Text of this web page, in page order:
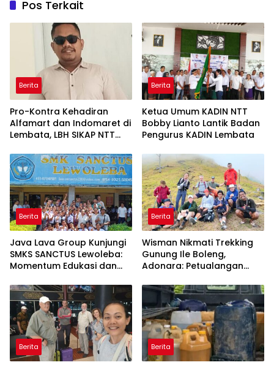
Pos Terkait
Berita
Pro-Kontra Kehadiran
Alfamart dan Indomaret di
Lembata, LBH SIKAP NTT
UMKM
Berita
Ketua Umum KADIN NTT
Bobby Lianto Lantik Badan
Pengurus KADIN Lembata
Berita
Java Lava Group Kunjungi
SMKS SANCTUS Lewoleba:
Momentum Edukasi dan
Berita
Wisman Nikmati Trekking
Gunung Ile Boleng,
Adonara: Petualangan
Berita Berita